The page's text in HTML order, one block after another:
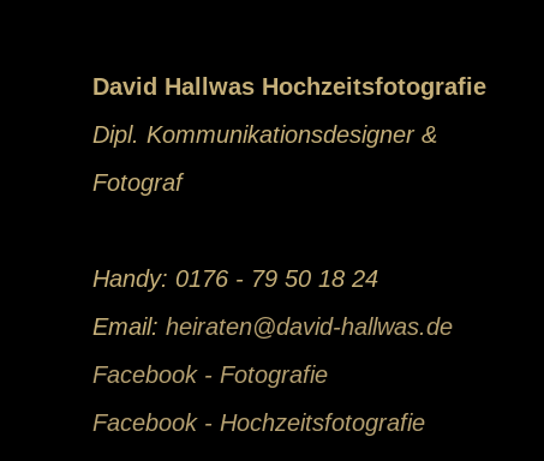
David Hallwas Hochzeitsfotografie
Dipl. Kommunikationsdesigner &
Fotograf
Handy: 0176 - 79 50 18 24
Email: heiraten@david-hallwas.de
Facebook - Fotografie
Facebook - Hochzeitsfotografie